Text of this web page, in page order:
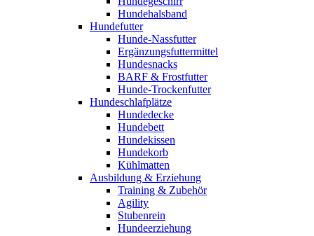
Hundehalsband
Hundefutter
Hunde-Nassfutter
Ergänzungsfuttermittel
Hundesnacks
BARF & Frostfutter
Hunde-Trockenfutter
Hundeschlafplätze
Hundedecke
Hundebett
Hundekissen
Hundekorb
Kühlmatten
Ausbildung & Erziehung
Training & Zubehör
Agility
Stubenrein
Hundeerziehung